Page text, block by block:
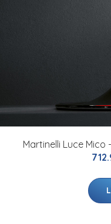
Martinelli Luce